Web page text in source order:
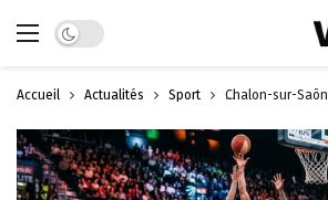
Dark mode
Accueil Actualités Sport Chalon-sur-